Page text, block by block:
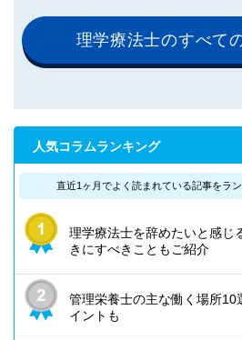
理学療法士のすべて
人気コラムランキング
直近1ヶ月でよく読まれている記事をラ
理学療法士を辞めたいと感じ
きにすべきこともご紹介
管理栄養士の主な働く場所10
イントも